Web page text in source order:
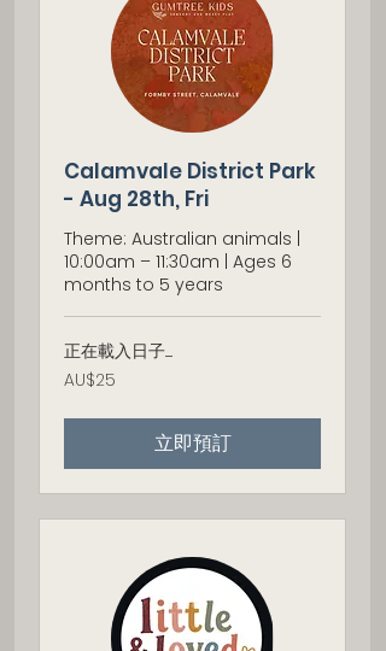
Calamvale District Park
- Aug 28th, Fri
Theme: Australian animals |
10:00am – 11:30am | Ages 6
months to 5 years
正在載入日子......
25
澳
利
AU$25
立即預訂